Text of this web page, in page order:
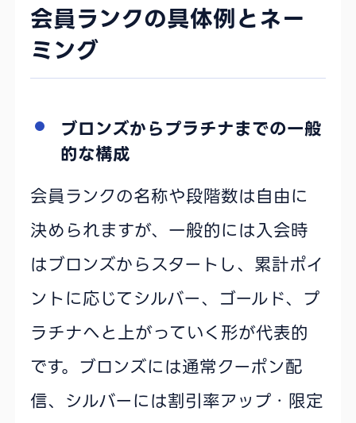
会員ランクの具体例とネー
ミング
ブロンズからプラチナまでの一般
的な構成
会員ランクの名称や段階数は自由に
決められますが、一般的には入会時
はブロンズからスタートし、累計ポイ
ントに応じてシルバー、ゴールド、プ
ラチナへと上がっていく形が代表的
です。ブロンズには通常クーポン配
信、シルバーには割引率アップ・限定